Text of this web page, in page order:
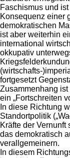
Faschismus und
Konsequenz einer
demokratischen
ist aber weiterhin
international
okkupativ
(wirtschafts-
fortgesetzt
Zusammenhang
ein „Fortschreiten
In diese Richtung
Standortpolitik
Kräfte der
das demokratisch
verallgemeinern.
In diesem